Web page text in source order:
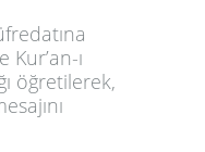
ı
öğretilerek,